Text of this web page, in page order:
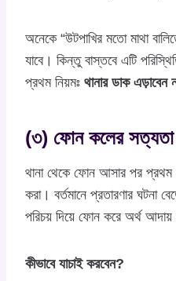
অনেকে “উটপাখির মতো মাথা
যাবে। কিন্তু বাস্তবে এটি
প্রথম নিয়মঃ থানার ডাক এড়াবেন
(৩) ফোন কলের সত্যতা
থানা থেকে ফোন আসার পর প্রথম
করা। বর্তমানে প্রতারণার ঘটনা
পরিচয় দিয়ে ফোন করে অর্থ আদায়
কীভাবে যাচাই করবেন?